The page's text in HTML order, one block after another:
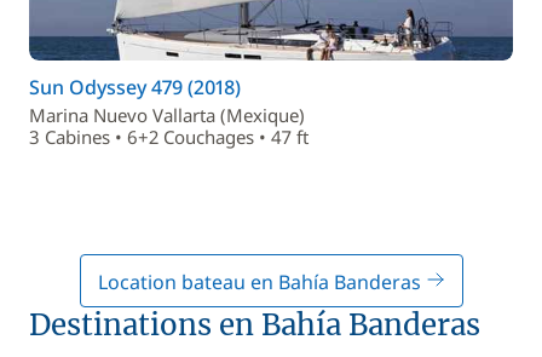
Sun Odyssey 479 (2018)
Marina Nuevo Vallarta (Mexique)
3 Cabines • 6+2 Couchages • 47 ft
Location bateau en Bahía Banderas
Destinations en Bahía Banderas